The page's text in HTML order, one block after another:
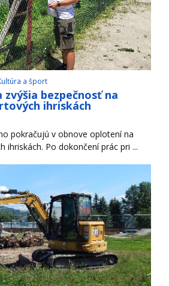
a šport
bezpečnosť na
ihriskách
pokračujú v obnove oplotení na
ihriskách. Po dokončení prác pri ...